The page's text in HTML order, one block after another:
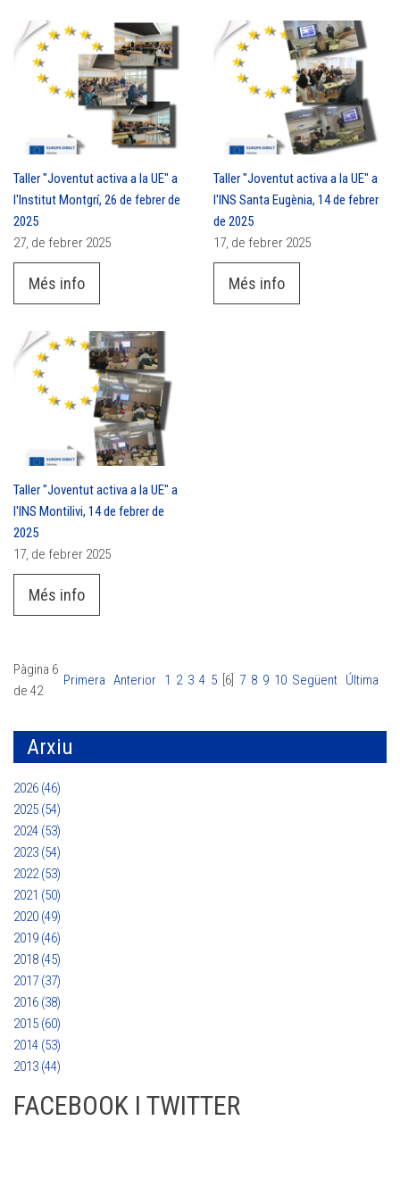
Taller "Joventut activa a la UE" a
l'Institut Montgrí, 26 de febrer de
2025
27, de febrer 2025
Més info
Taller "Joventut activa a la UE" a
l'INS Santa Eugènia, 14 de febrer
de 2025
17, de febrer 2025
Més info
Taller "Joventut activa a la UE" a
l'INS Montilivi, 14 de febrer de
2025
17, de febrer 2025
Més info
Pàgina 6
de 42
Primera Anterior 1 2 3 4 5 [6] 7 8 9 10 Següent Última
Arxiu
2026 (46)
2025 (54)
2024 (53)
2023 (54)
2022 (53)
2021 (50)
2020 (49)
2019 (46)
2018 (45)
2017 (37)
2016 (38)
2015 (60)
2014 (53)
2013 (44)
FACEBOOK I TWITTER